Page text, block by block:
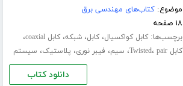
موضوع:کتاب‌های مهندسی برق
۱۸ صفحه
برچسب‌ها:کابل کواکسیال،کابل،شبکه،کابل coaxial ،
کابل Twisted ، pair ، سیم، فیبر نوری، پلاستیک، سیستم
دانلود کتاب